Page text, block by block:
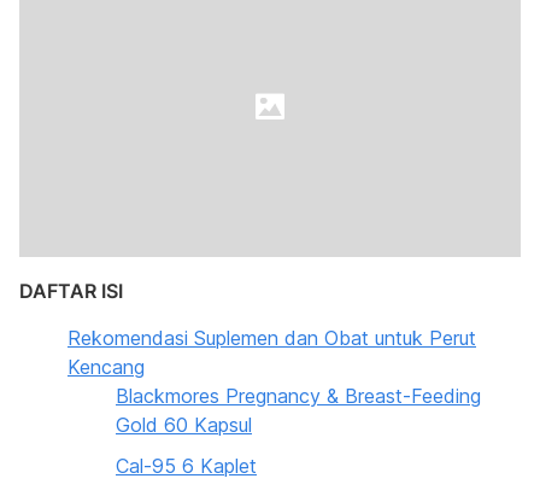
DAFTAR ISI
Rekomendasi Suplemen dan Obat untuk Perut
Kencang
Blackmores Pregnancy & Breast-Feeding
Gold 60 Kapsul
Cal-95 6 Kaplet